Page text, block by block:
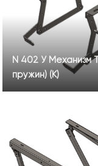
N 402 У Механизм
пружин) (К)